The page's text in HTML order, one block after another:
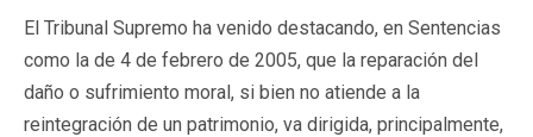
El Tribunal Supremo ha venido destacando, en Sentencias
como la de 4 de febrero de 2005, que la reparación del
daño o sufrimiento moral, si bien no atiende a la
reintegración de un patrimonio, va dirigida, principalmente,